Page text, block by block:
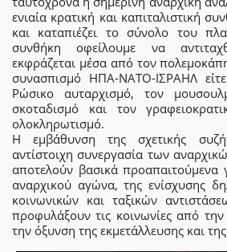
ενιαία κρατική και καπιταλιστική
και καταπιέζει το σύνολο του
συνθήκη οφείλουμε να
εκφράζεται μέσα από τον
συνασπισμό ΗΠΑ-ΝΑΤΟ-ΙΣΡΑΗΛ
Ρώσικο αυταρχισμό, τον
σκοταδισμό και τον
ολοκληρωτισμό.
Η εμβάθυνση της σχετικής
αντίστοιχη συνεργασία των
αποτελούν βασικά προαπαιτούμενα
αναρχικού αγώνα, της ενίσχυσης
κοινωνικών και ταξικών
προφυλάξουν τις κοινωνίες από
την όξυνση της εκμετάλλευσης και